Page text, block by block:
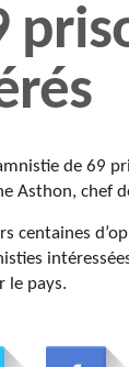
de 69
Asthon, chef
centaines
le pays.